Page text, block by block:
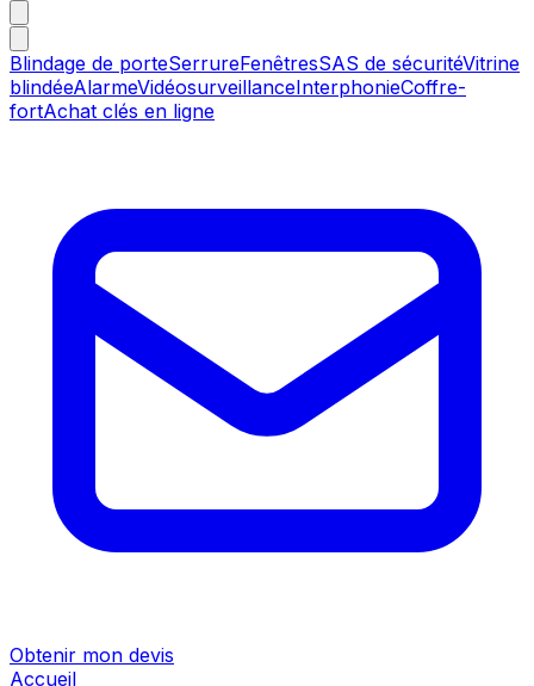
Blindage de porteSerrureFenêtresSAS de sécuritéVitrine
blindéeAlarmeVidéosurveillanceInterphonieCoffre-
fortAchat clés en ligne
Obtenir mon devis
Accueil